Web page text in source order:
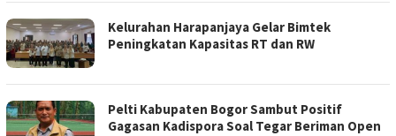
Kelurahan Harapanjaya Gelar Bimtek
Peningkatan Kapasitas RT dan RW
Pelti Kabupaten Bogor Sambut Positif
Gagasan Kadispora Soal Tegar Beriman Open